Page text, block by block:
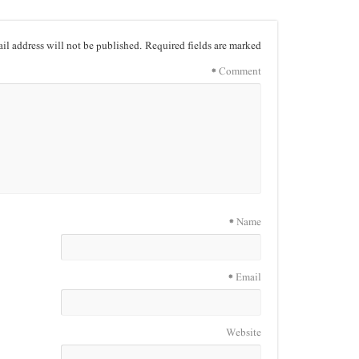
address will not be published.Required fields are marked
Comment
*
Name
*
Email
*
Website